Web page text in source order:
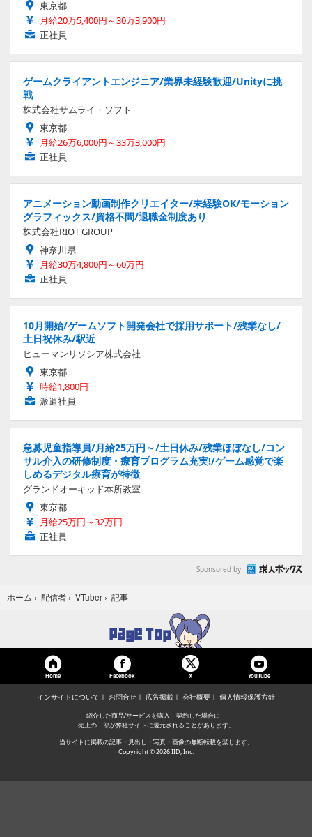
東京都
月給20万5,400円～30万3,900円
正社員
ゲームクライアントエンジニア/業界未経験歓迎/Unityに挑
戦
株式会社サムライ・ソフト
東京都
月給26万6,000円～33万3,000円
正社員
アニメーション動画制作クリエイター/未経験OK/モーション
グラフィックス/資格不問/退職金制度あり
株式会社RIOT GROUP
神奈川県
月給30万4,800円～60万円
正社員
10月開始/ゲームソフト開発会社で採用サポート/残業なし/
土日祝休み/駅近
ヒューマンリソシア株式会社
東京都
時給1,800円
派遣社員
急募児童指導員/月給25万円～/土日休み/残業ほぼなし/コン
サル介入の研修制度・療育プログラム充実!/ゲーム感覚で楽
しめるデジタル療育が特徴
グランドオーキッド本所教室
東京都
月給25万円～32万円
正社員
Sponsored by
ホーム › 配信者 › VTuber › 記事
Home Facebook X YouTube
インサイドについて お問合せ 広告掲載 会社概要 個人情報保護方針
紹介した商品/サービスを購入、契約した場合に、
売上の一部が弊社サイトに還元されることがあります。
当サイトに掲載の記事・見出し・写真・画像の無断転載を禁じます。
Copyright © 2026 IID, Inc.